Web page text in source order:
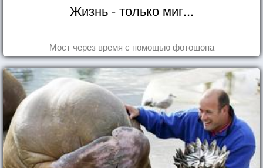
Жизнь - только миг...
Мост через время с помощью фотошопа